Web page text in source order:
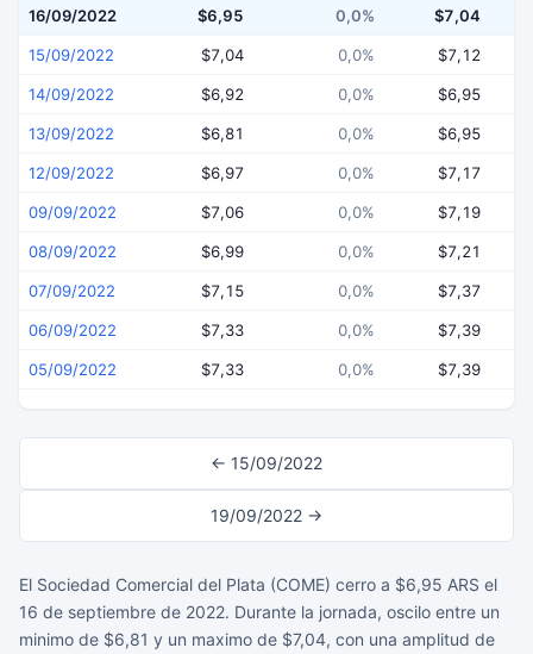
16/09/2022 $6,95 0,0% $7,04
15/09/2022 $7,04 0,0% $7,12
14/09/2022 $6,92 0,0% $6,95
13/09/2022 $6,81 0,0% $6,95
12/09/2022 $6,97 0,0% $7,17
09/09/2022 $7,06 0,0% $7,19
08/09/2022 $6,99 0,0% $7,21
07/09/2022 $7,15 0,0% $7,37
06/09/2022 $7,33 0,0% $7,39
05/09/2022 $7,33 0,0% $7,39
← 15/09/2022
19/09/2022 →
El Sociedad Comercial del Plata (COME) cerro a $6,95 ARS el
16 de septiembre de 2022. Durante la jornada, oscilo entre un
minimo de $6,81 y un maximo de $7,04, con una amplitud de